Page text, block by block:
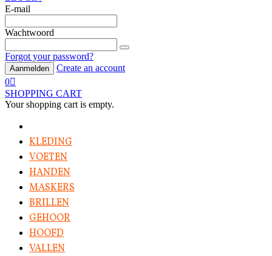
E-mail
Wachtwoord
Forgot your password?
Aanmelden
Create an account
0
SHOPPING CART
Your shopping cart is empty.
KLEDING
VOETEN
HANDEN
MASKERS
BRILLEN
GEHOOR
HOOFD
VALLEN